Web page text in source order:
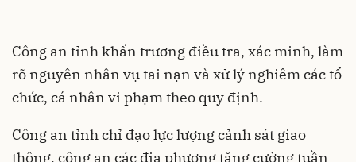
Công an tỉnh khẩn trương điều tra, xác minh, làm
rõ nguyên nhân vụ tai nạn và xử lý nghiêm các tổ
chức, cá nhân vi phạm theo quy định.
Công an tỉnh chỉ đạo lực lượng cảnh sát giao
thông, công an các địa phương tăng cường tuần